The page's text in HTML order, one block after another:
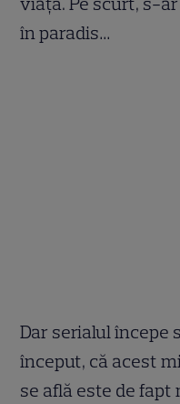
în paradis…
Dar serialul începe
început, că acest
se află este de